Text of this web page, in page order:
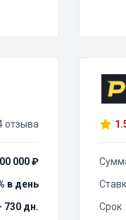
отзыва
000 ₽
в день
730 дн.
Срок